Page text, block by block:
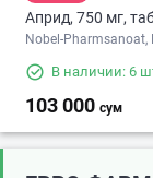
Априд, 750 мг,
Nobel-
В наличии: 6
103 000 сум